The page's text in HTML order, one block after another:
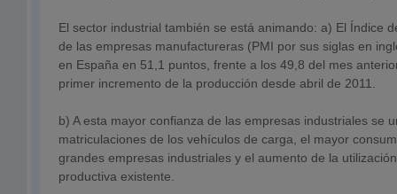
El sector industrial también se está animando: a) El Índice
de las empresas manufactureras (PMI por sus siglas en
en España en 51,1 puntos, frente a los 49,8 del mes
primer incremento de la producción desde abril de 2011.
b) A esta mayor confianza de las empresas industriales se
matriculaciones de los vehículos de carga, el mayor
grandes empresas industriales y el aumento de la
productiva existente.